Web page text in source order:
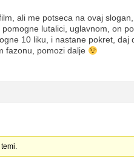
ali me potseca na ovaj
lutalici, uglavnom, on
10 liku, i nastane pokret, daj
fazonu, pomozi dalje